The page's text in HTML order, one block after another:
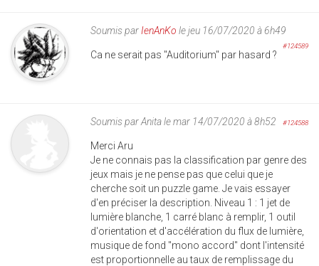
Soumis par IenAnKo le jeu 16/07/2020 à 6h49
#124589
Ca ne serait pas "Auditorium" par hasard ?
Soumis parAnitale mar 14/07/2020 à 8h52 #124588
Merci Aru
Je ne connais pas la classification par genre des
jeux mais je ne pense pas que celui que je
cherche soit un puzzle game. Je vais essayer
d'en préciser la description. Niveau 1 : 1 jet de
lumière blanche, 1 carré blanc à remplir, 1 outil
d'orientation et d'accélération du flux de lumière,
musique de fond "mono accord" dont l'intensité
est proportionnelle au taux de remplissage du